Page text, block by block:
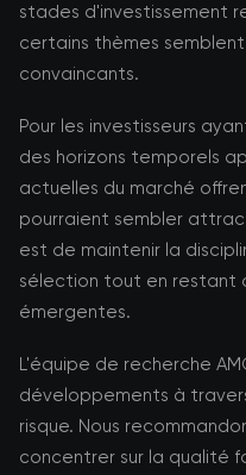
stades d'investissement
certains thèmes
convaincants.
Pour les investisseurs
des horizons temporels
actuelles du marché
pourraient sembler
est de maintenir la
sélection tout en restant
émergentes.
L'équipe de recherche
développements à
risque. Nous
concentrer sur la qualité